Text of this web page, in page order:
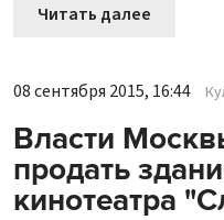
Читать далее
08 сентября 2015, 16:44
Власти
продать
кинотеатра